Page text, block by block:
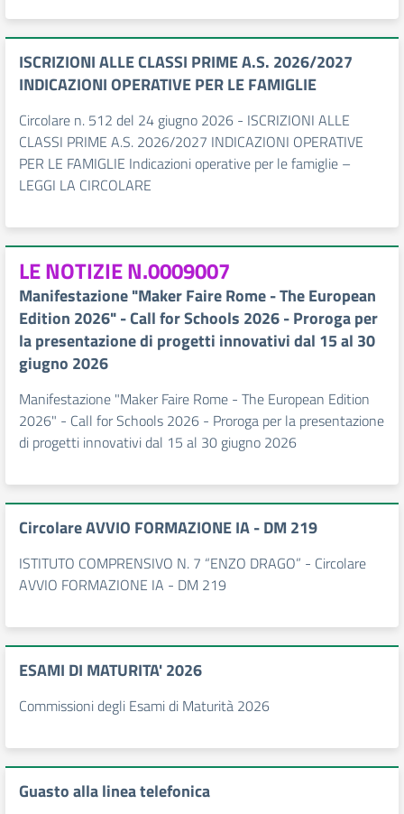
ISCRIZIONI ALLE CLASSI PRIME A.S. 2026/2027
INDICAZIONI OPERATIVE PER LE FAMIGLIE
Circolare n. 512 del 24 giugno 2026 - ISCRIZIONI ALLE
CLASSI PRIME A.S. 2026/2027 INDICAZIONI OPERATIVE
PER LE FAMIGLIE Indicazioni operative per le famiglie –
LEGGI LA CIRCOLARE
LE NOTIZIE N.0009007
Manifestazione "Maker Faire Rome - The European
Edition 2026" - Call for Schools 2026 - Proroga per
la presentazione di progetti innovativi dal 15 al 30
giugno 2026
Manifestazione "Maker Faire Rome - The European Edition
2026" - Call for Schools 2026 - Proroga per la presentazione
di progetti innovativi dal 15 al 30 giugno 2026
Circolare AVVIO FORMAZIONE IA - DM 219
ISTITUTO COMPRENSIVO N. 7 “ENZO DRAGO” - Circolare
AVVIO FORMAZIONE IA - DM 219
ESAMI DI MATURITA' 2026
Commissioni degli Esami di Maturità 2026
Guasto alla linea telefonica